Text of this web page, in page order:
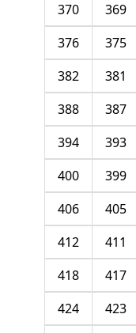
369
370
375
376
381
382
387
388
393
394
399
400
405
406
411
412
417
418
423
424